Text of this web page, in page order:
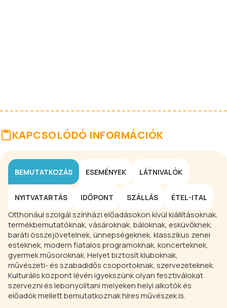
KAPCSOLÓDÓ INFORMÁCIÓK
BEMUTATKOZÁS ESEMÉNYEK LÁTNIVALÓK
NYITVATARTÁS IDŐPONT SZÁLLÁS ÉTEL-ITAL
Otthonául szolgál színházi előadásokon kívül kiállításoknak,
termékbemutatóknak, vásároknak, báloknak, esküvőknek,
baráti összejövetelnek, ünnepségeknek, klasszikus zenei
esteknek, modern fiatalos programoknak, koncerteknek,
gyermek műsoroknak. Helyet biztosít kluboknak,
művészeti- és szabadidős csoportoknak, szervezeteknek.
Kulturális központ lévén igyekszünk olyan fesztiválokat
szervezni és lebonyolítani melyeken helyi alkotók és
előadók mellett bemutatkoznak híres művészek is.